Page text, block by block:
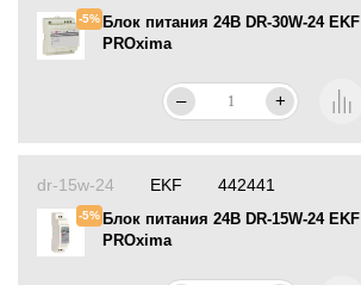
-5% Блок питания 24В DR-30W-24 EKF
PROxima
– +
442441
dr-15w-24
-5% Блок питания 24В DR-15W-24 EKF
PROxima
EKF